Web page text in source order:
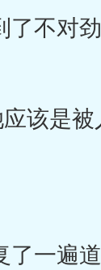
不对劲
是被
一遍道